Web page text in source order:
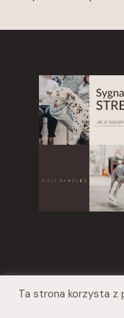
Ta strona korzysta z